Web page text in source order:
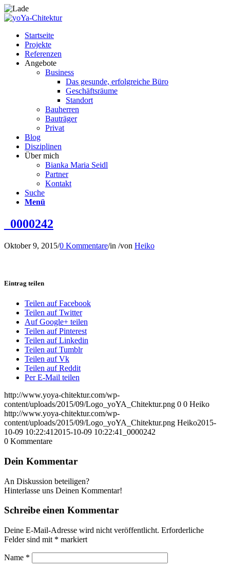
Startseite
Projekte
Referenzen
Angebote
Business
Das gesunde, erfolgreiche Büro
Geschäftsräume
Standort
Bauherren
Bauträger
Privat
Blog
Disziplinen
Über mich
Bianka Maria Seidl
Partner
Kontakt
Suche
Menü
_0000242
Oktober 9, 2015/0 Kommentare/in /von Heiko
Eintrag teilen
Teilen auf Facebook
Teilen auf Twitter
Auf Google+ teilen
Teilen auf Pinterest
Teilen auf Linkedin
Teilen auf Tumblr
Teilen auf Vk
Teilen auf Reddit
Per E-Mail teilen
http://www.yoya-chitektur.com/wp-
content/uploads/2015/09/Logo_yoYA_Chitektur.png 0 0 Heiko
http://www.yoya-chitektur.com/wp-
content/uploads/2015/09/Logo_yoYA_Chitektur.png Heiko2015-
10-09 10:22:41 2015-10-09 10:22:41
_0000242
0 Kommentare
Dein Kommentar
An Diskussion beteiligen?
Hinterlasse uns Deinen Kommentar!
Schreibe einen Kommentar
Deine E-Mail-Adresse wird nicht veröffentlicht. Erforderliche
Felder sind mit * markiert
Name *